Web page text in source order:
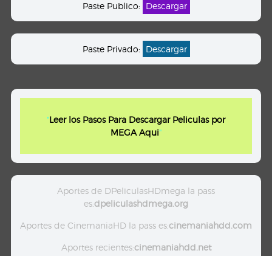
Paste Publico: Descargar
Paste Privado: Descargar
"Leer los Pasos Para Descargar Peliculas por
MEGA Aqui"
Aportes de DPeliculasHDmega la pass
es:dpeliculashdmega.org
Aportes de CinemaniaHD la pass es:cinemaniahdd.com
Aportes recientes:cinemaniahdd.net